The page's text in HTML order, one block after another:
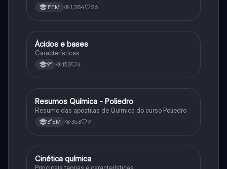
1°EM 1,284 26
Química
Ácidos e bases
Características
9° 153 4
Química
Resumos Química - Poliedro
Resumo das apostilas de Química do curso Poliedro
3°EM 353 9
Química
Cinética química
Principais teorias e características